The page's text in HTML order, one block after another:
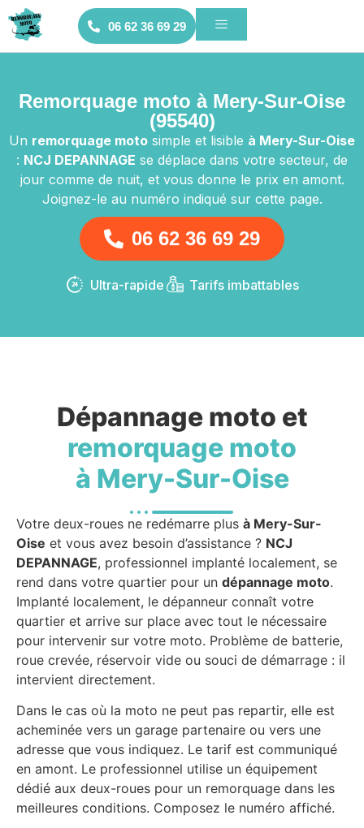
06 62 36 69 29
Remorquage moto à Mery-Sur-Oise
(95540)
Un remorquage moto simple et lisible à Mery-Sur-Oise
: NCJ DEPANNAGE se déplace dans votre secteur, de
jour comme de nuit, et vous donne le prix en amont.
Joignez-le au numéro indiqué sur cette page.
06 62 36 69 29
Ultra-rapide Tarifs imbattables
Dépannage moto et
remorquage moto
à Mery-Sur-Oise
Votre deux-roues ne redémarre plus à Mery-Sur-
Oise et vous avez besoin d’assistance ? NCJ
DEPANNAGE, professionnel implanté localement, se
rend dans votre quartier pour un dépannage moto.
Implanté localement, le dépanneur connaît votre
quartier et arrive sur place avec tout le nécessaire
pour intervenir sur votre moto. Problème de batterie,
roue crevée, réservoir vide ou souci de démarrage : il
intervient directement.
Dans le cas où la moto ne peut pas repartir, elle est
acheminée vers un garage partenaire ou vers une
adresse que vous indiquez. Le tarif est communiqué
en amont. Le professionnel utilise un équipement
dédié aux deux-roues pour un remorquage dans les
meilleures conditions. Composez le numéro affiché.